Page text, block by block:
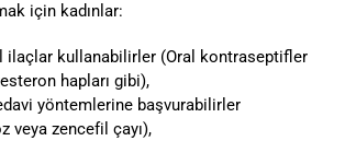
için kadınlar:
ilaçlar kullanabilirler (Oral kontraseptifler
hapları gibi),
yöntemlerine başvurabilirler
veya zencefil çayı),